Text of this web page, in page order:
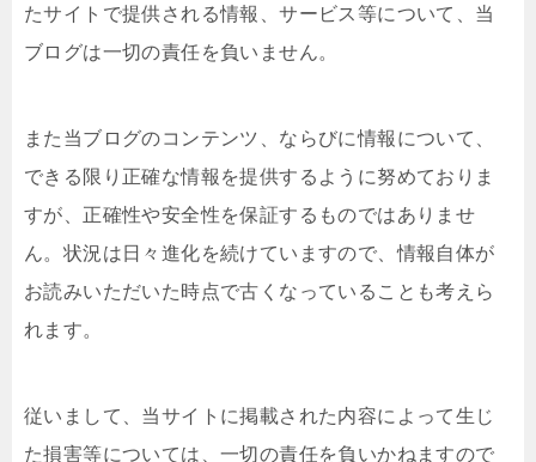
たサイトで提供される情報、サービス等について、当
ブログは一切の責任を負いません。
また当ブログのコンテンツ、ならびに情報について、
できる限り正確な情報を提供するように努めておりま
すが、正確性や安全性を保証するものではありませ
ん。状況は日々進化を続けていますので、情報自体が
お読みいただいた時点で古くなっていることも考えら
れます。
従いまして、当サイトに掲載された内容によって生じ
た損害等については、一切の責任を負いかねますので